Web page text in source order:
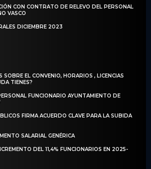
CON CONTRATO DE RELEVO DEL PERSONAL
VASCO
DICIEMBRE 2023
SOBRE EL CONVENIO, HORARIOS , LICENCIAS
TIENES?
FUNCIONARIO AYUNTAMIENTO DE
FIRMA ACUERDO CLAVE PARA LA SUBIDA
SALARIAL GENÉRICA
DEL 11,4% FUNCIONARIOS EN 2025-